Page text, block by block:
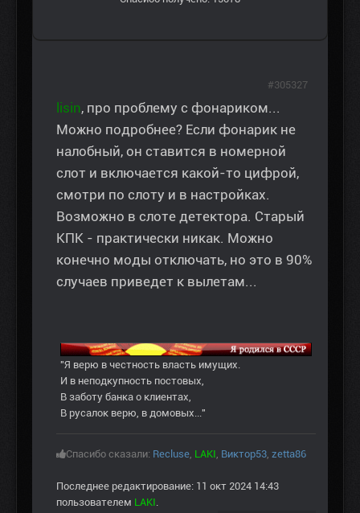
lisin, про проблему с фонариком...
Можно подробнее? Если фонарик не
налобный, он ставится в номерной
слот и включается какой-то цифрой,
смотри по слоту и в настройках.
Возможно в слоте детектора. Старый
КПК - практически никак. Можно
конечно моды отключать, но это в 90%
случаев приведет к вылетам...
"Я верю в честность власть имущих.
И в неподкупность постовых,
В заботу банка о клиентах,
В русалок верю, в домовых..."
Спасибо сказали: Recluse LAKI Виктор53 zetta86
Последнее редактирование: 11 окт 2024 14:43
пользователем LAKI
#305327